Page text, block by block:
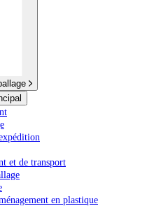
et de transport
en plastique